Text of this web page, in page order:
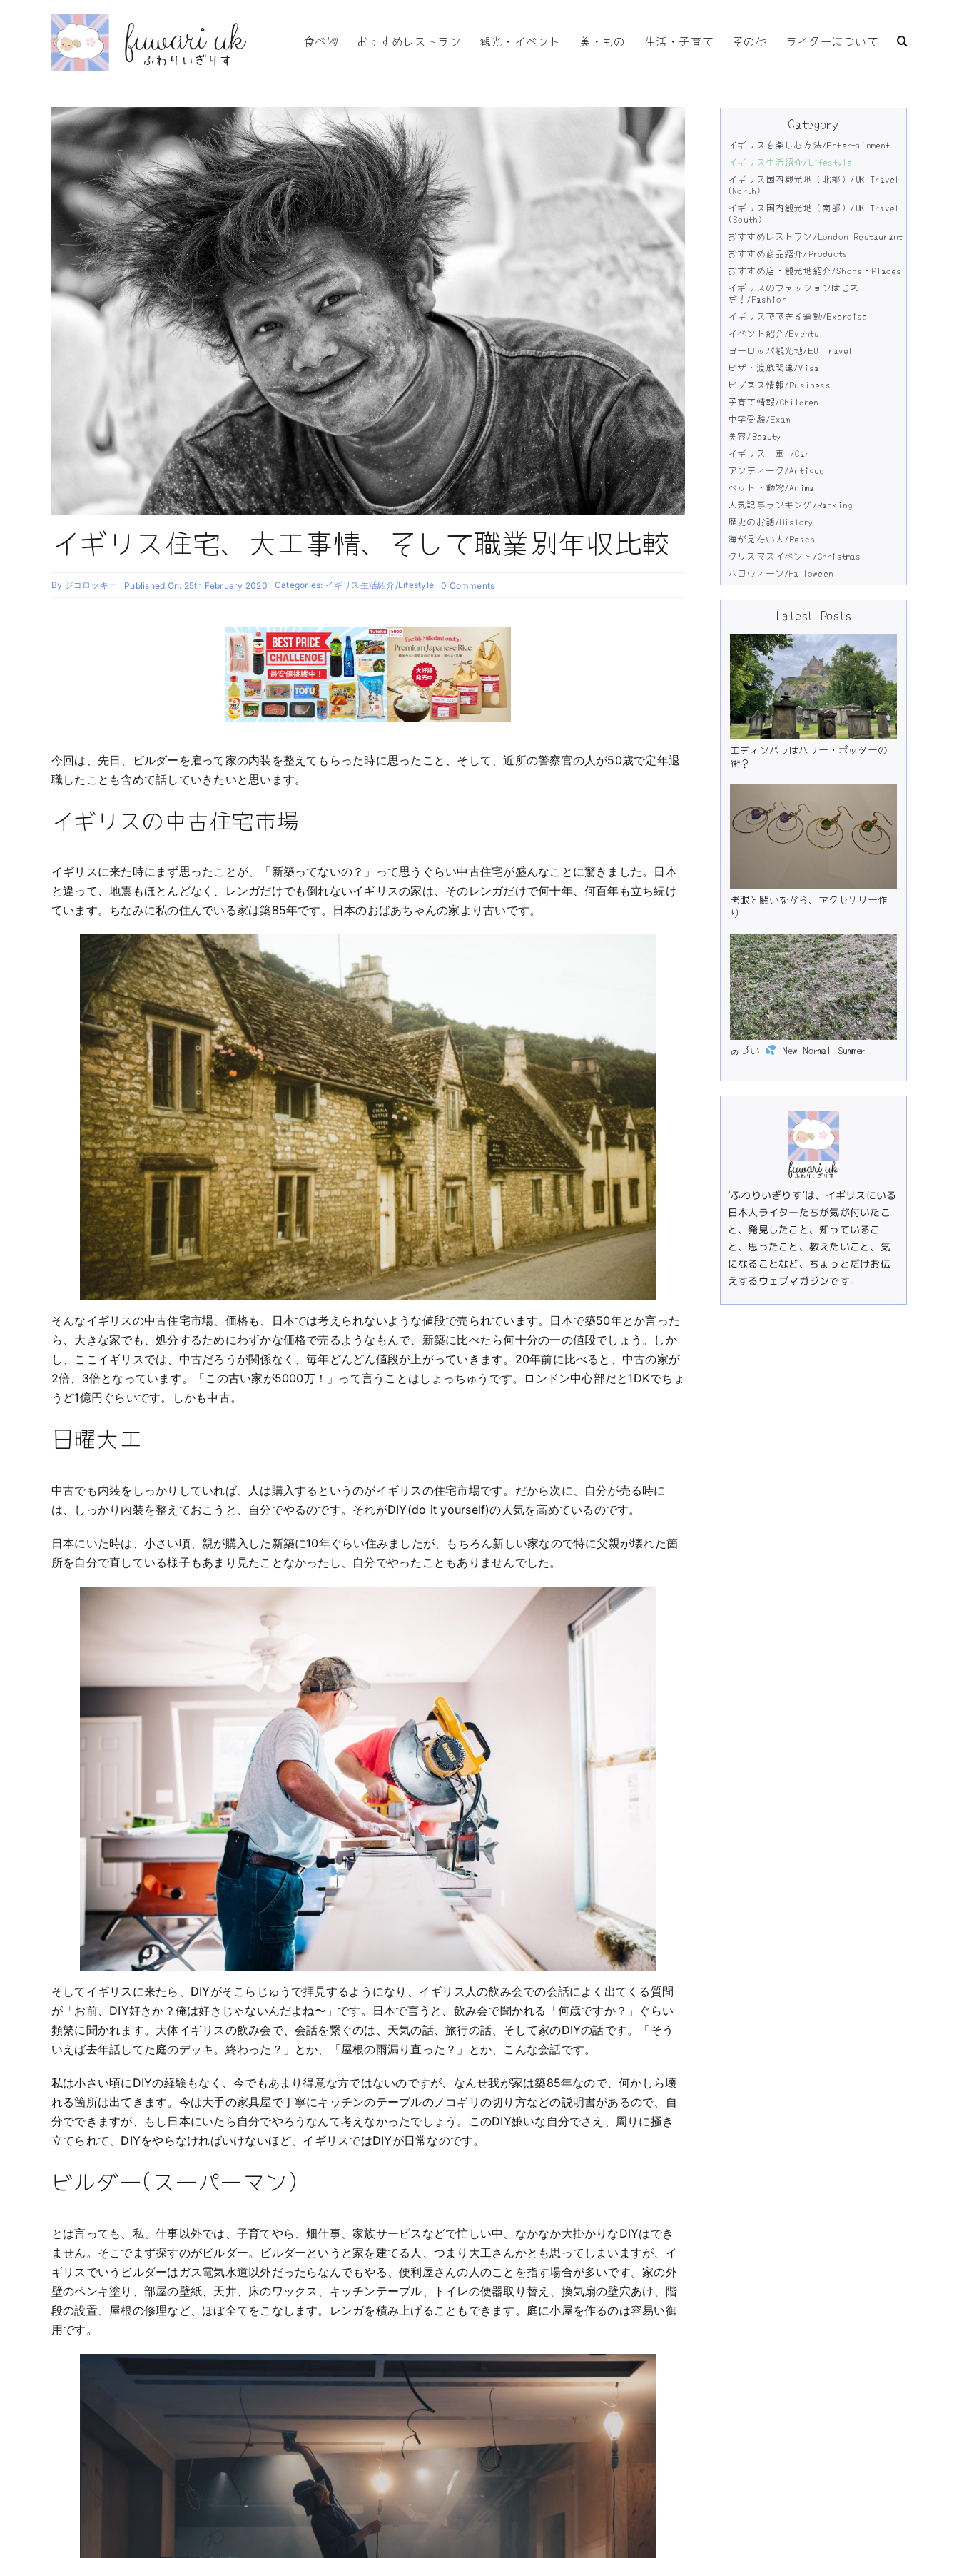
食べ物 おすすめレストラン 観光・イベント 美・もの 生活・子育て その他 ライターについて
イギリス住宅、大工事情、そして職業別年収比較
By ジゴロッキー Published On: 25th February 2020 Categories: イギリス生活紹介/Lifestyle 0 Commentson
ス
住
宅、
大
工
事
情、
業
今回は、先日、ビルダーを雇って家の内装を整えてもらった時に思ったこと、そして、近所の警察官の人が50歳で定年退
職したことも含めて話していきたいと思います。
イギリスの中古住宅市場
イギリスに来た時にまず思ったことが、「新築ってないの？」って思うぐらい中古住宅が盛んなことに驚きました。日本
と違って、地震もほとんどなく、レンガだけでも倒れないイギリスの家は、そのレンガだけで何十年、何百年も立ち続け
ています。ちなみに私の住んでいる家は築85年です。日本のおばあちゃんの家より古いです。
そんなイギリスの中古住宅市場、価格も、日本では考えられないような値段で売られています。日本で築50年とか言った
ら、大きな家でも、処分するためにわずかな価格で売るようなもんで、新築に比べたら何十分の一の値段でしょう。しか
し、ここイギリスでは、中古だろうが関係なく、毎年どんどん値段が上がっていきます。20年前に比べると、中古の家が
2倍、3倍となっています。「この古い家が5000万！」って言うことはしょっちゅうです。ロンドン中心部だと1DKでちょ
うど1億円ぐらいです。しかも中古。
日曜大工
中古でも内装をしっかりしていれば、人は購入するというのがイギリスの住宅市場です。だから次に、自分が売る時に
は、しっかり内装を整えておこうと、自分でやるのです。それがDIY(do it yourself)の人気を高めているのです。
日本にいた時は、小さい頃、親が購入した新築に10年ぐらい住みましたが、もちろん新しい家なので特に父親が壊れた箇
所を自分で直している様子もあまり見たことなかったし、自分でやったこともありませんでした。
そしてイギリスに来たら、DIYがそこらじゅうで拝見するようになり、イギリス人の飲み会での会話によく出てくる質問
が「お前、DIY好きか？俺は好きじゃないんだよね〜」です。日本で言うと、飲み会で聞かれる「何歳ですか？」ぐらい
頻繁に聞かれます。大体イギリスの飲み会で、会話を繋ぐのは、天気の話、旅行の話、そして家のDIYの話です。「そう
いえば去年話してた庭のデッキ。終わった？」とか、「屋根の雨漏り直った？」とか、こんな会話です。
私は小さい頃にDIYの経験もなく、今でもあまり得意な方ではないのですが、なんせ我が家は築85年なので、何かしら壊
れる箇所は出てきます。今は大手の家具屋で丁寧にキッチンのテーブルのノコギリの切り方などの説明書があるので、自
分でできますが、もし日本にいたら自分でやろうなんて考えなかったでしょう。このDIY嫌いな自分でさえ、周りに掻き
立てられて、DIYをやらなければいけないほど、イギリスではDIYが日常なのです。
ビルダー(スーパーマン)
とは言っても、私、仕事以外では、子育てやら、畑仕事、家族サービスなどで忙しい中、なかなか大掛かりなDIYはでき
ません。そこでまず探すのがビルダー。ビルダーというと家を建てる人、つまり大工さんかとも思ってしまいますが、イ
ギリスでいうビルダーはガス電気水道以外だったらなんでもやる、便利屋さんの人のことを指す場合が多いです。家の外
壁のペンキ塗り、部屋の壁紙、天井、床のワックス、キッチンテーブル、トイレの便器取り替え、換気扇の壁穴あけ、階
段の設置、屋根の修理など、ほぼ全てをこなします。レンガを積み上げることもできます。庭に小屋を作るのは容易い御
用です。
Category
イギリスを楽しむ方法/Entertainment
イギリス生活紹介/Lifestyle
イギリス国内観光地（北部）/UK Travel
(North)
イギリス国内観光地（南部）/UK Travel
(South)
おすすめレストラン/London Restaurant
おすすめ商品紹介/Products
おすすめ店・観光地紹介/Shops・Places
イギリスのファッションはこれ
だ！/Fashion
イギリスでできる運動/Exercise
イベント紹介/Events
ヨーロッパ観光地/EU Travel
ビザ・渡航関連/Visa
ビジネス情報/Business
子育て情報/Children
中学受験/Exam
美容/Beauty
イギリス 車 /Car
アンティーク/Antique
ペット・動物/Animal
人気記事ランキング/Ranking
歴史のお話/History
海が見たい人/Beach
クリスマスイベント/Christmas
ハロウィーン/Halloween
Latest Posts
エディンバラはハリー・ポッターの
街？
老眼と闘いながら、アクセサリー作
り
あづい New Normal Summer
‘ふわりいぎりす’は、イギリスにいる
日本人ライターたちが気が付いたこ
と、発見したこと、知っているこ
と、思ったこと、教えたいこと、気
になることなど、ちょっとだけお伝
えするウェブマガジンです。